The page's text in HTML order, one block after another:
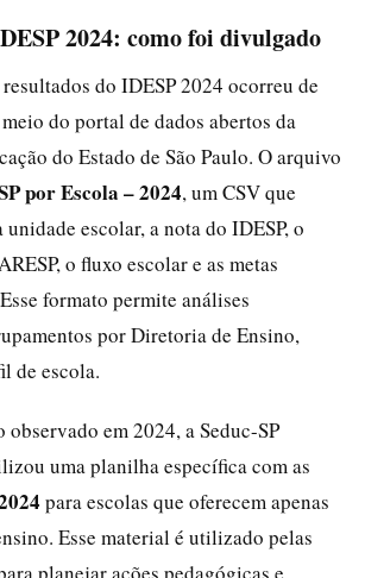
2024: como foi divulgado
do IDESP 2024 ocorreu de
do portal de dados abertos da
do Estado de São Paulo. O arquivo
por Escola – 2024, um CSV que
escolar, a nota do IDESP, o
o fluxo escolar e as metas
formato permite análises
por Diretoria de Ensino,
de escola.
em 2024, a Seduc-SP
uma planilha específica com as
para escolas que oferecem apenas
Esse material é utilizado pelas
planejar ações pedagógicas e